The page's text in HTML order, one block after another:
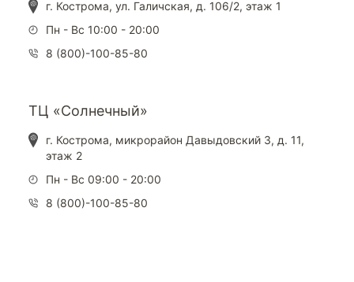
г. Кострома, ул. Галичская, д. 106/2, этаж 1
Пн - Вс 10:00 - 20:00
8 (800)-100-85-80
ТЦ «Солнечный»
г. Кострома, микрорайон Давыдовский 3, д. 11,
этаж 2
Пн - Вс 09:00 - 20:00
8 (800)-100-85-80